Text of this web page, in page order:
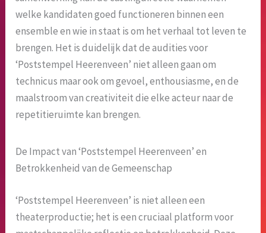
welke kandidaten goed functioneren binnen een
ensemble en wie in staat is om het verhaal tot leven te
brengen. Het is duidelijk dat de audities voor
‘Poststempel Heerenveen’ niet alleen gaan om
technicus maar ook om gevoel, enthousiasme, en de
maalstroom van creativiteit die elke acteur naar de
repetitieruimte kan brengen.
De Impact van ‘Poststempel Heerenveen’ en
Betrokkenheid van de Gemeenschap
‘Poststempel Heerenveen’ is niet alleen een
theaterproductie; het is een cruciaal platform voor